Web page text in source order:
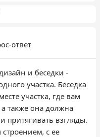
ответ
и беседки -
участка. Беседка
участка, где вам
также она должна
притягивать взгляды.
с ее